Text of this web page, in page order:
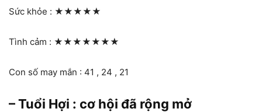
Sức khỏe : ★★★★★
Tình cảm : ★★★★★★★
Con số may mắn : 41 , 24 , 21
– Tuổi Hợi : cơ hội đã rộng mở